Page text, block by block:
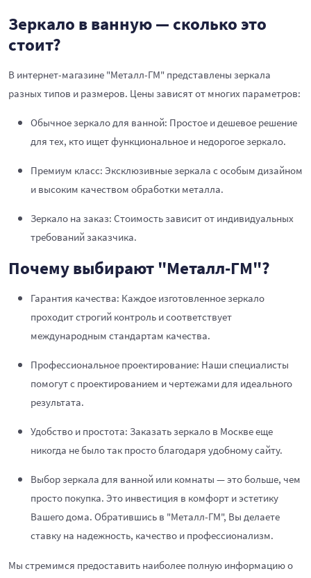
Зеркало в ванную — сколько это
стоит?
В интернет-магазине "Металл-ГМ" представлены зеркала
разных типов и размеров. Цены зависят от многих параметров:
Обычное зеркало для ванной: Простое и дешевое решение
для тех, кто ищет функциональное и недорогое зеркало.
Премиум класс: Эксклюзивные зеркала с особым дизайном
и высоким качеством обработки металла.
Зеркало на заказ: Стоимость зависит от индивидуальных
требований заказчика.
Почему выбирают "Металл-ГМ"?
Гарантия качества: Каждое изготовленное зеркало
проходит строгий контроль и соответствует
международным стандартам качества.
Профессиональное проектирование: Наши специалисты
помогут с проектированием и чертежами для идеального
результата.
Удобство и простота: Заказать зеркало в Москве еще
никогда не было так просто благодаря удобному сайту.
Выбор зеркала для ванной или комнаты — это больше, чем
просто покупка. Это инвестиция в комфорт и эстетику
Вашего дома. Обратившись в "Металл-ГМ", Вы делаете
ставку на надежность, качество и профессионализм.
Мы стремимся предоставить наиболее полную информацию о